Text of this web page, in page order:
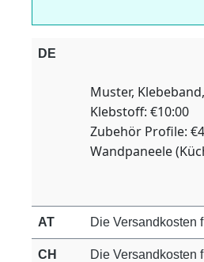
DE
Muster,
Klebstoff: €10:00
Zubehör Profile:
Wandpaneele
AT Die Versandkosten
CH Die Versandkosten